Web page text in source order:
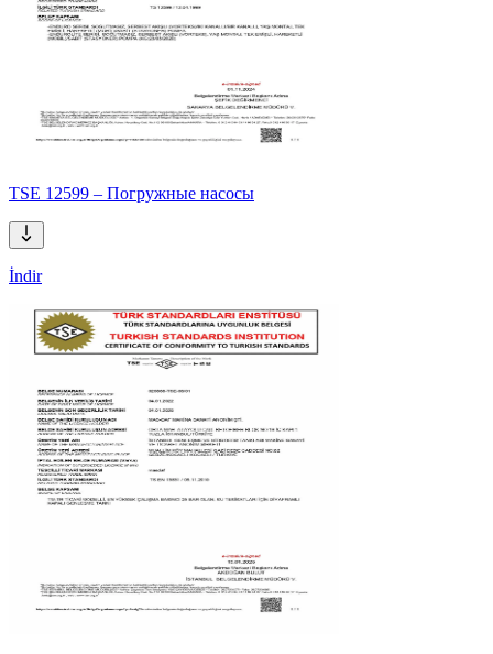
TSE 12599 – Погружные насосы
İndir